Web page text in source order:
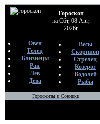
Гороскоп
на Сбт, 08 Авг,
2026г
Овен
Телец
Близнецы
Рак
Лев
Дева
Весы
Скорпион
Стрелец
Козерог
Водолей
Рыбы
Гороскопы и Сонники